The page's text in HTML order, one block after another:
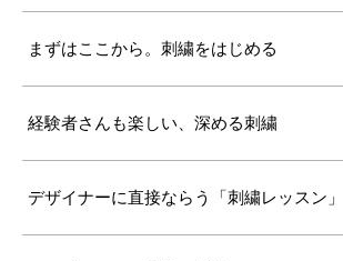
まずはここから。刺繍をはじめる
経験者さんも楽しい、深める刺繍
デザイナーに直接ならう「刺繍レッスン」